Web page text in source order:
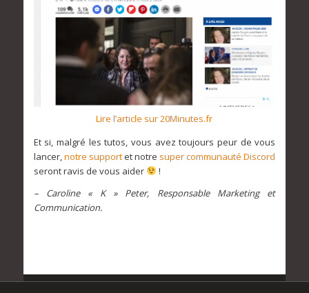
Lire l’article sur 20Minutes.fr
Et si, malgré les tutos, vous avez toujours peur de vous
lancer,notre supportet notre super communauté Discord
seront ravis de vous aider
!
– Caroline « K » Peter, Responsable Marketing et
Communication.